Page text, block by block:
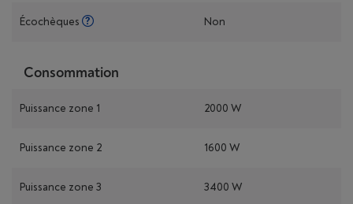
Écochèques Non
Consommation
Puissance zone 1 2000 W
Puissance zone 2 1600 W
Puissance zone 3 3400 W